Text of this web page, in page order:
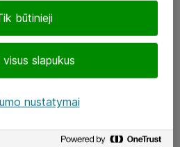
būtinieji
visus slapukus
nustatymai